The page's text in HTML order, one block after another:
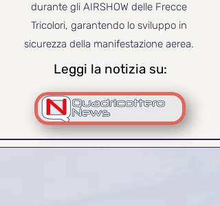
durante gli AIRSHOW delle Frecce
Tricolori, garantendo lo sviluppo in
sicurezza della manifestazione aerea.
Leggi la notizia su: